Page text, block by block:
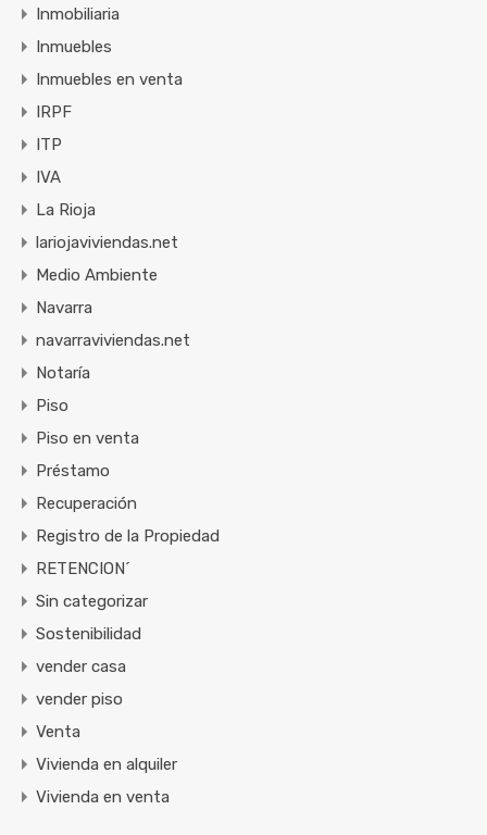
Inmobiliaria
Inmuebles
Inmuebles en venta
IRPF
ITP
IVA
La Rioja
lariojaviviendas.net
Medio Ambiente
Navarra
navarraviviendas.net
Notaría
Piso
Piso en venta
Préstamo
Recuperación
Registro de la Propiedad
RETENCION´
Sin categorizar
Sostenibilidad
vender casa
vender piso
Venta
Vivienda en alquiler
Vivienda en venta